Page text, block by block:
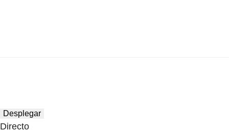
Desplegar
Directo